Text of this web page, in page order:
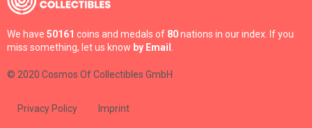
We have 50161 coins and medals of 80nations in our index. If you
miss something, let us know by Email
© 2020 Cosmos Of Collectibles GmbH
Privacy Policy Imprint